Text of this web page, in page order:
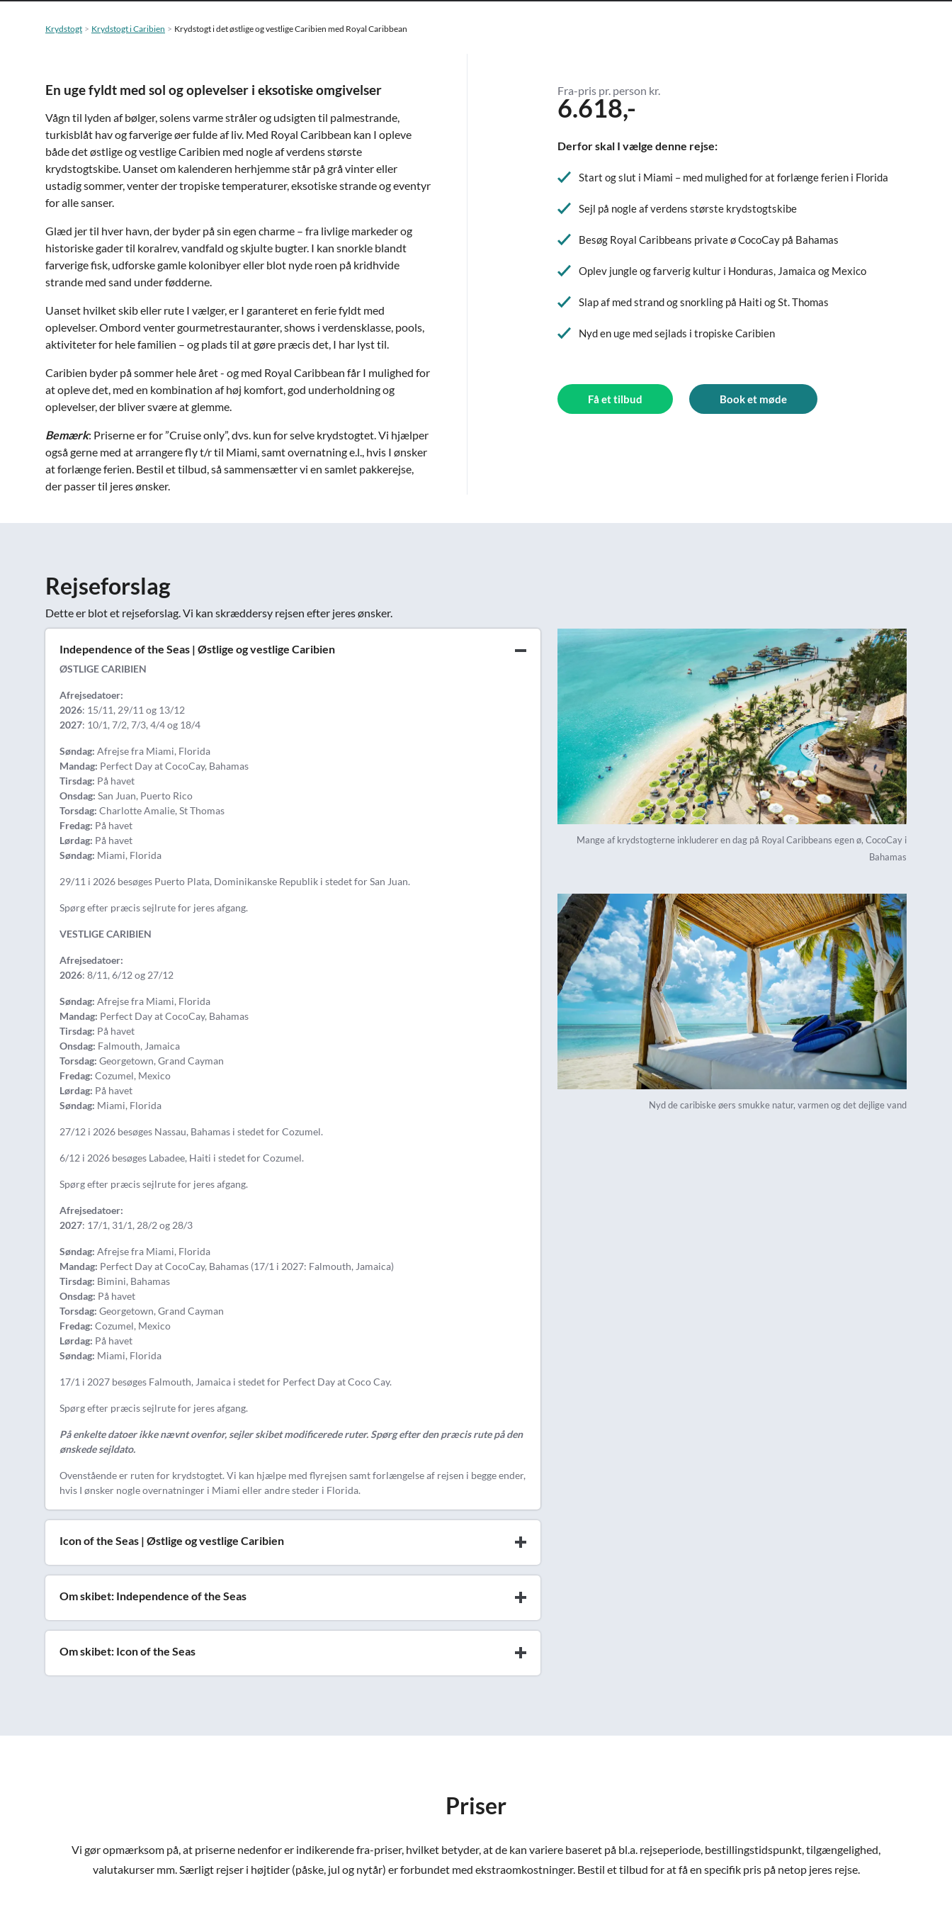
Krydstogt Krydstogt i Caribien Krydstogt i det østlige og vestlige Caribien med Royal Caribbean
En uge fyldt med sol og oplevelser i eksotiske omgivelser
Vågn til lyden af bølger, solens varme stråler og udsigten til palmestrande,
turkisblåt hav og farverige øer fulde af liv. Med Royal Caribbean kan I opleve
både det østlige og vestlige Caribien med nogle af verdens største
krydstogtskibe. Uanset om kalenderen herhjemme står på grå vinter eller
ustadig sommer, venter der tropiske temperaturer, eksotiske strande og eventyr
for alle sanser.
Glæd jer til hver havn, der byder på sin egen charme – fra livlige markeder og
historiske gader til koralrev, vandfald og skjulte bugter. I kan snorkle blandt
farverige fisk, udforske gamle kolonibyer eller blot nyde roen på kridhvide
strande med sand under fødderne.
Uanset hvilket skib eller rute I vælger, er I garanteret en ferie fyldt med
oplevelser. Ombord venter gourmetrestauranter, shows i verdensklasse, pools,
aktiviteter for hele familien – og plads til at gøre præcis det, I har lyst til.
Caribien byder på sommer hele året - og med Royal Caribbean får I mulighed for
at opleve det, med en kombination af høj komfort, god underholdning og
oplevelser, der bliver svære at glemme.
Bemærk: Priserne er for ”Cruise only”, dvs. kun for selve krydstogtet. Vi hjælper
også gerne med at arrangere fly t/r til Miami, samt overnatning e.l., hvis I ønsker
at forlænge ferien. Bestil et tilbud, så sammensætter vi en samlet pakkerejse,
der passer til jeres ønsker.
Fra-pris pr. person kr.
6.618,-
Derfor skal I vælge denne rejse:
Start og slut i Miami – med mulighed for at forlænge ferien i Florida
Sejl på nogle af verdens største krydstogtskibe
Besøg Royal Caribbeans private ø CocoCay på Bahamas
Oplev jungle og farverig kultur i Honduras, Jamaica og Mexico
Slap af med strand og snorkling på Haiti og St. Thomas
Nyd en uge med sejlads i tropiske Caribien
Få et tilbud Book et møde
Rejseforslag
Dette er blot et rejseforslag. Vi kan skræddersy rejsen efter jeres ønsker.
Independence of the Seas | Østlige og vestlige Caribien
ØSTLIGE CARIBIEN
Afrejsedatoer:
2026: 15/11, 29/11 og 13/12
2027: 10/1, 7/2, 7/3, 4/4 og 18/4
Søndag: Afrejse fra Miami, Florida
Mandag: Perfect Day at CocoCay, Bahamas
Tirsdag: På havet
Onsdag: San Juan, Puerto Rico
Torsdag: Charlotte Amalie, St Thomas
Fredag: På havet
Lørdag: På havet
Søndag: Miami, Florida
29/11 i 2026 besøges Puerto Plata, Dominikanske Republik i stedet for San Juan.
Spørg efter præcis sejlrute for jeres afgang.
VESTLIGE CARIBIEN
Afrejsedatoer:
2026: 8/11, 6/12 og 27/12
Søndag: Afrejse fra Miami, Florida
Mandag: Perfect Day at CocoCay, Bahamas
Tirsdag: På havet
Onsdag: Falmouth, Jamaica
Torsdag: Georgetown, Grand Cayman
Fredag: Cozumel, Mexico
Lørdag: På havet
Søndag: Miami, Florida
27/12 i 2026 besøges Nassau, Bahamas i stedet for Cozumel.
6/12 i 2026 besøges Labadee, Haiti i stedet for Cozumel.
Spørg efter præcis sejlrute for jeres afgang.
Afrejsedatoer:
2027: 17/1, 31/1, 28/2 og 28/3
Søndag: Afrejse fra Miami, Florida
Mandag: Perfect Day at CocoCay, Bahamas (17/1 i 2027: Falmouth, Jamaica)
Tirsdag: Bimini, Bahamas
Onsdag: På havet
Torsdag: Georgetown, Grand Cayman
Fredag: Cozumel, Mexico
Lørdag: På havet
Søndag: Miami, Florida
17/1 i 2027 besøges Falmouth, Jamaica i stedet for Perfect Day at Coco Cay.
Spørg efter præcis sejlrute for jeres afgang.
På enkelte datoer ikke nævnt ovenfor, sejler skibet modificerede ruter. Spørg efter den præcis rute på den
ønskede sejldato.
Ovenstående er ruten for krydstogtet. Vi kan hjælpe med flyrejsen samt forlængelse af rejsen i begge ender,
hvis I ønsker nogle overnatninger i Miami eller andre steder i Florida.
Icon of the Seas | Østlige og vestlige Caribien
Om skibet: Independence of the Seas
Om skibet: Icon of the Seas
Mange af krydstogterne inkluderer en dag på Royal Caribbeans egen ø, CocoCay i
Bahamas
Nyd de caribiske øers smukke natur, varmen og det dejlige vand
Priser
Vi gør opmærksom på, at priserne nedenfor er indikerende fra-priser, hvilket betyder, at de kan variere baseret på bl.a. rejseperiode, bestillingstidspunkt, tilgængelighed,
valutakurser mm. Særligt rejser i højtider (påske, jul og nytår) er forbundet med ekstraomkostninger. Bestil et tilbud for at få en specifik pris på netop jeres rejse.